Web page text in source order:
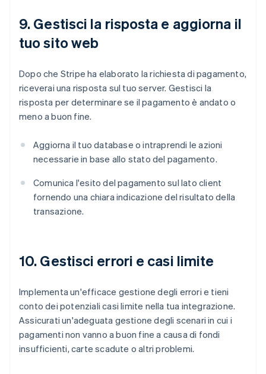
9. Gestisci la risposta e aggiorna il
tuo sito web
Dopo che Stripe ha elaborato la richiesta di pagamento,
riceverai una risposta sul tuo server. Gestisci la
risposta per determinare se il pagamento è andato o
meno a buon fine.
Aggiorna il tuo database o intraprendi le azioni
necessarie in base allo stato del pagamento.
Comunica l'esito del pagamento sul lato client
fornendo una chiara indicazione del risultato della
transazione.
10. Gestisci errori e casi limite
Implementa un'efficace gestione degli errori e tieni
conto dei potenziali casi limite nella tua integrazione.
Assicurati un'adeguata gestione degli scenari in cui i
pagamenti non vanno a buon fine a causa di fondi
insufficienti, carte scadute o altri problemi.